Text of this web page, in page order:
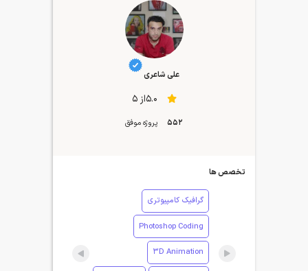
علی شاعری
5.0از 5
552 پروژه موفق
تخصص ها
گرافیک کامپیوتری
Photoshop Coding
3D Animation